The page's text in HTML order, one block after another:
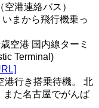
空港連絡バス）
いまから飛行機乗っ
空港 国内線ターミ
Terminal)
港行き搭乗待機。 北
また名古屋でがんば